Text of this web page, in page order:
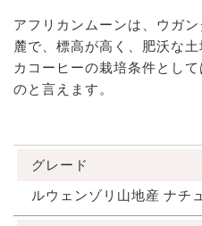
アフリカンムーンは、ウガ
麓で、標高が高く、肥沃な
カコーヒーの栽培条件とし
のと言えます。
グレード
ルウェンゾリ山地産 ナチ